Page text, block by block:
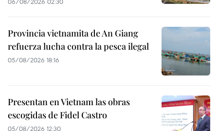
Provincia vietnamita de An Giang
refuerza lucha contra la pesca ilegal
05/08/2026 18:16
Presentan en Vietnam las obras
escogidas de Fidel Castro
05/08/2026 12:30